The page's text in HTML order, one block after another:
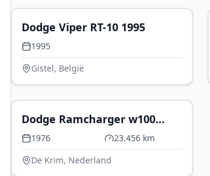
Dodge Viper RT-10 1995
1995
Gistel, België
Dodge Ramcharger w100
w200 400 bigblock cabrio lpg
1976
23.456 km
De Krim, Nederland